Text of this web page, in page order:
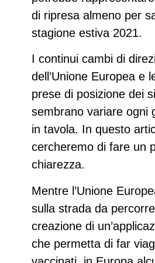
di ripresa almeno per
stagione estiva 2021.
I continui cambi di
dell’Unione Europea e
prese di posizione dei
sembrano variare ogni
in tavola. In questo
cercheremo di fare un
chiarezza.
Mentre l’Unione
sulla strada da
creazione di
che permetta di far